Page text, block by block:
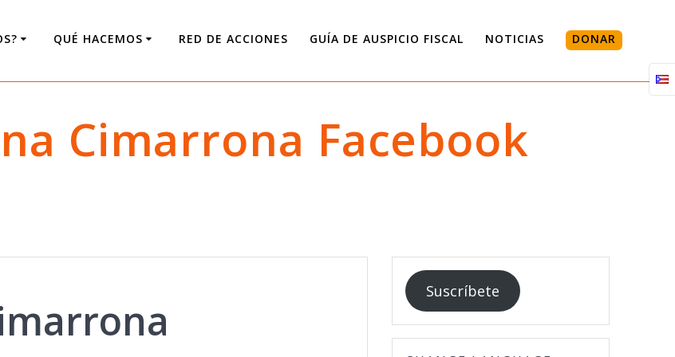
QUÉ HACEMOS RED DE ACCIONES GUÍA DE AUSPICIO FISCAL NOTICIAS DONAR
Cimarrona Facebook
Suscríbete